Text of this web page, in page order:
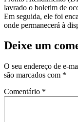
lavrado o boletim de
Em seguida, ele foi
onde permanecerá à
Deixe um
O seu endereço de e-
são marcados com *
Comentário *